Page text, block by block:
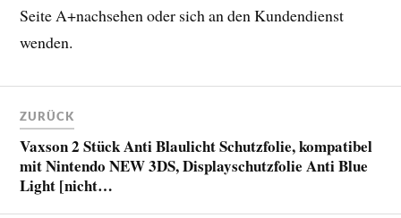
Seite A+nachsehen oder sich an den Kundendienst
wenden.
ZURÜCK
Vaxson 2 Stück Anti Blaulicht Schutzfolie, kompatibel
mit Nintendo NEW 3DS, Displayschutzfolie Anti Blue
Light [nicht…